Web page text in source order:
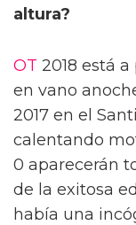
altura?
OT 2018 está
en vano
2017 en el
calentando
0 aparecerán
de la exitosa
había una